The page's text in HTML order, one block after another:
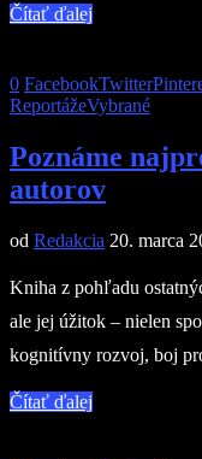
Čítať ďalej
0 FacebookTwitter
ReportážeVybrané
Poznáme
autorov
od Redakcia 20. marca
Kniha z pohľadu
ale jej úžitok – nielen
kognitívny rozvoj, boj
Čítať ďalej